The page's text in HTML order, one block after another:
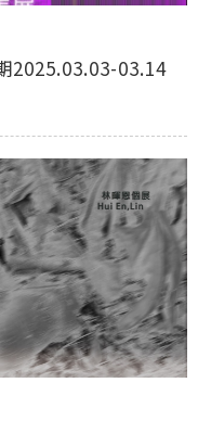
2025.03.03-03.14